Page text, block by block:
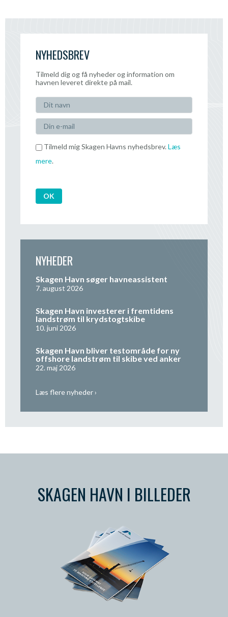
NYHEDSBREV
Tilmeld dig og få nyheder og information om
havnen leveret direkte på mail.
Tilmeld mig Skagen Havns nyhedsbrev. Læs
mere.
NYHEDER
Skagen Havn søger havneassistent
7. august 2026
Skagen Havn investerer i fremtidens
landstrøm til krydstogtskibe
10. juni 2026
Skagen Havn bliver testområde for ny
offshore landstrøm til skibe ved anker
22. maj 2026
Læs flere nyheder ›
SKAGEN HAVN I BILLEDER